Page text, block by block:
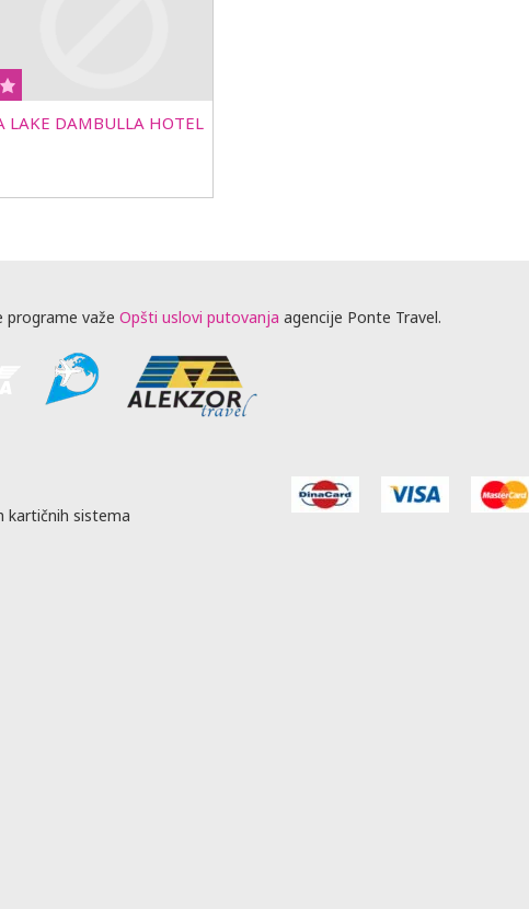
LAKE DAMBULLA HOTEL
programe važe Opšti uslovi putovanja agencije Ponte Travel.
kartičnih sistema